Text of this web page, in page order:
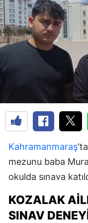
Kahramanmaraş
mezunu baba
okulda sınava
KOZALAK
SINAV